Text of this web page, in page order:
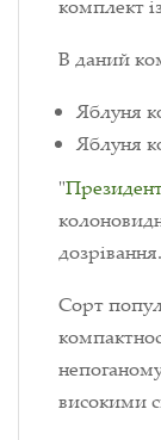
комплект
В даний
Яблуня
Яблуня
"
дозрівання.
Сорт
високими